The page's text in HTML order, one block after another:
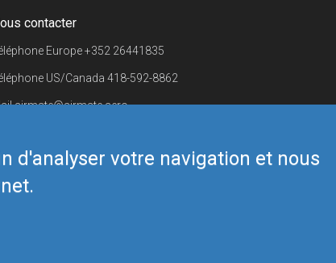
d'analyser votre navigation et nous
contacter
Europe+352 26441835
US/Canada 418-592-8862
airmate@airmate.aero